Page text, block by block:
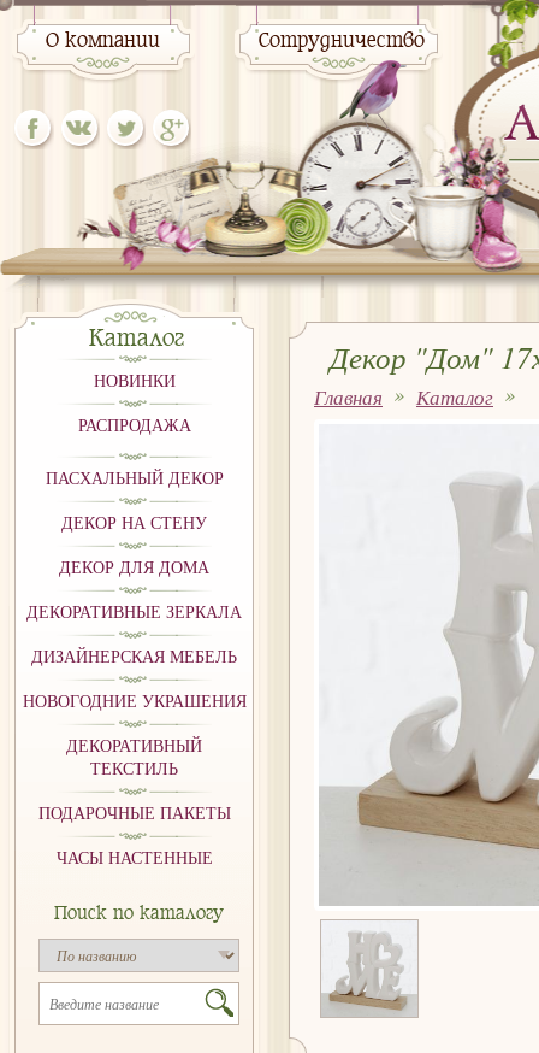
О компании Сотрудничество
Каталог
НОВИНКИ
РАСПРОДАЖА
ПАСХАЛЬНЫЙ ДЕКОР
ДЕКОР НА СТЕНУ
ДЕКОР ДЛЯ ДОМА
ДЕКОРАТИВНЫЕ ЗЕРКАЛА
ДИЗАЙНЕРСКАЯ МЕБЕЛЬ
НОВОГОДНИЕ УКРАШЕНИЯ
ДЕКОРАТИВНЫЙ
ТЕКСТИЛЬ
ПОДАРОЧНЫЕ ПАКЕТЫ
ЧАСЫ НАСТЕННЫЕ
Поиск по каталогу
Декор "Дом"
Главная Каталог